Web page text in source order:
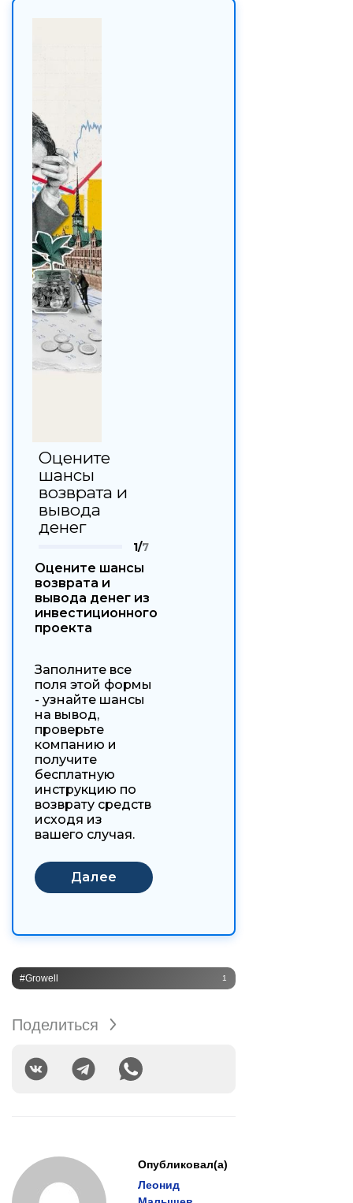
Оцените
шансы
возврата и
вывода
денег
1/7
Оцените шансы
возврата и
вывода денег из
инвестиционного
проекта
Заполните все
поля этой формы
- узнайте шансы
на вывод,
проверьте
компанию и
получите
бесплатную
инструкцию по
возврату средств
исходя из
вашего случая.
#Growell 1
Поделиться
Опубликовал(а)
Леонид